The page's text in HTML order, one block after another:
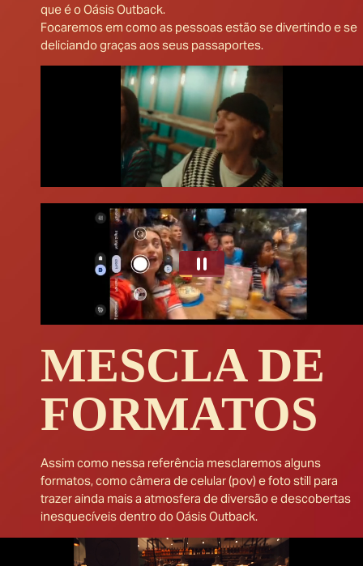
que é o Oásis Outback.
Focaremos em como as pessoas estão se divertindo e se
deliciando graças aos seus passaportes.
MESCLA DE
FORMATOS
Assim como nessa referência mesclaremos alguns
formatos, como câmera de celular (pov) e foto still para
trazer ainda mais a atmosfera de diversão e descobertas
inesquecíveis dentro do Oásis Outback.